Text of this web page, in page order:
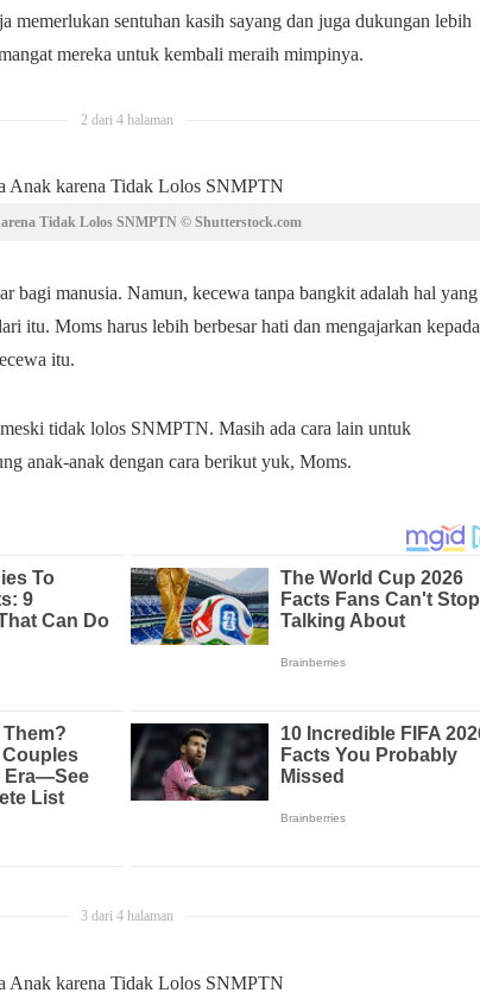
memerlukan sentuhan kasih sayang dan juga dukungan lebih
mereka untuk kembali meraih mimpinya.
2 dari 4 halaman
Tidak Lolos SNMPTN © Shutterstock.com
bagi manusia. Namun, kecewa tanpa bangkit adalah hal yang
itu. Moms harus lebih berbesar hati dan mengajarkan kepada
itu.
tidak lolos SNMPTN. Masih ada cara lain untuk
anak-anak dengan cara berikut yuk, Moms.
3 dari 4 halaman